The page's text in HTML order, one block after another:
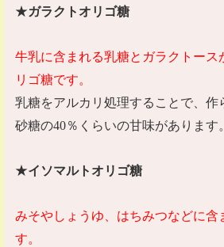
★ガラクトオリゴ糖
牛乳に含まれる乳糖とガラクトース
リゴ糖です。
乳糖をアルカリ処理することで、作
砂糖の40％くらいの甘味があります。
★イソマルトオリゴ糖
みそやしょうゆ、はちみつなどに含
す。